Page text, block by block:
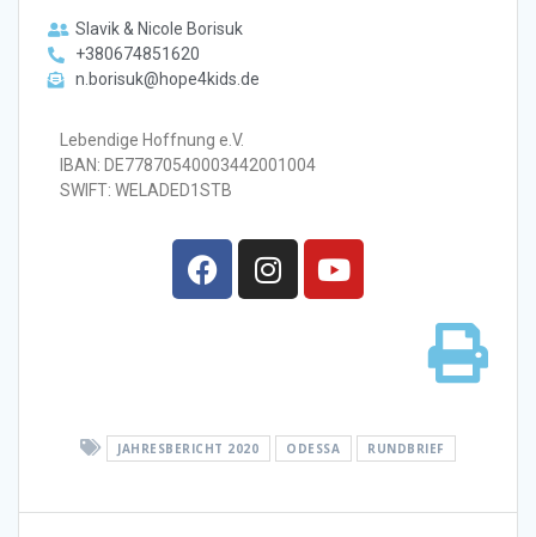
Slavik & Nicole Borisuk
+380674851620
n.borisuk@hope4kids.de
Lebendige Hoffnung e.V.
IBAN: DE77870540003442001004
SWIFT: WELADED1STB
JAHRESBERICHT 2020 ODESSA RUNDBRIEF